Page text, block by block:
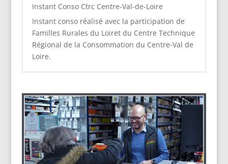
Instant Conso Ctrc Centre-Val-de-Loire
Instant conso réalisé avec la participation de
Familles Rurales du Loiret du Centre Technique
Régional de la Consommation du Centre-Val de
Loire.